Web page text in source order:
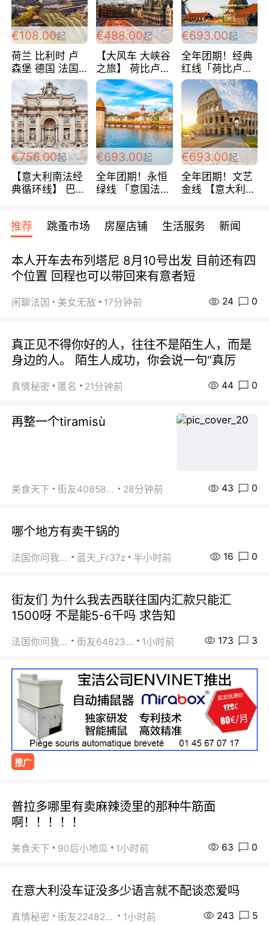
€108.00起
荷兰 比利时 卢
森堡 德国 法国
超爽玩遍西欧 循
环线 全程四星宾
馆 108欧/人/天
€488.00起
【大风车 大峡谷
之旅】 荷比卢德
法 巴黎上下 经
典五国四日游
488欧/人
€693.00起
全年团期！经典
红线「荷比卢德
法」七天循环 五
国 仅售99欧/人/
天！巴黎上下！
包拼房~
€756.00起
【意大利南法经
典循环线】 巴黎
宾馆 108欧/天起
全程756欧/位
€693.00起
全年团期！永恒
绿线 「意国法
欧/天起 ~包拼房
€693.00起
全年团期！文艺
金线 【意大利一
每周铁发！
推荐 跳蚤市场 房屋店铺 生活服务 新闻
本人开车去布列塔尼 8月10号出发 目前还有四
个位置 回程也可以带回来有意者短
闲聊法国 美女无敌 17分钟前 24 0
真正见不得你好的人，往往不是陌生人，而是
身边的人。 陌生人成功，你会说一句“真厉
真情秘密 匿名 21分钟前 44 0
再整一个tiramisù
美食天下 街友40858442 28分钟前 43 0
哪个地方有卖干锅的
法国你问我答 蓝天_Fr37z 半小时前 16 0
街友们 为什么我去西联往国内汇款只能汇
1500呀 不是能5-6千吗 求告知
法国你问我答 街友64823891 1小时前 173 3
推广
普拉多哪里有卖麻辣烫里的那种牛筋面
啊！！！！！
美食天下 90后小地瓜 1小时前 63 0
在意大利没车证没多少语言就不配谈恋爱吗
真情秘密 街友22482465 1小时前 243 5